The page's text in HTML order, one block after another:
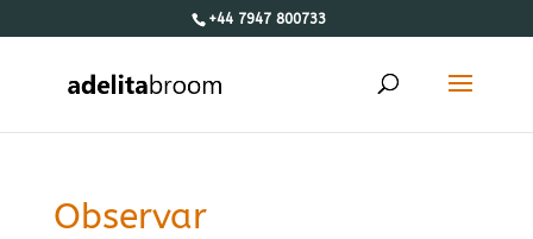
+44 7947 800733
Observar